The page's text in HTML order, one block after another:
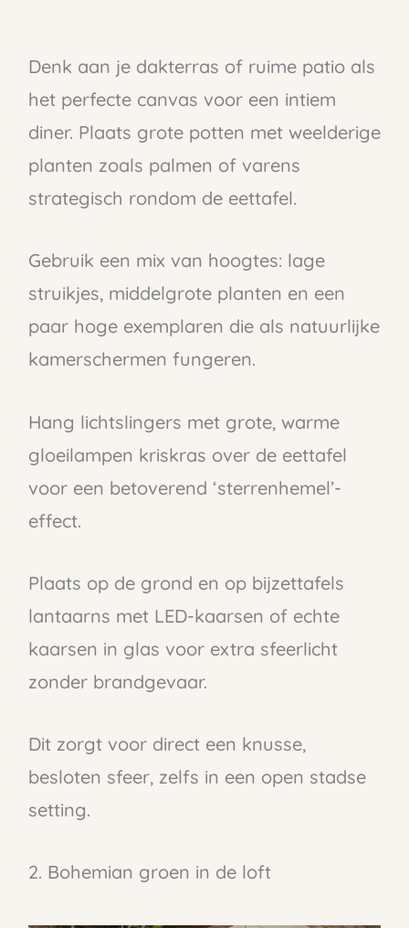
Denk aan je dakterras of ruime patio als
het perfecte canvas voor een intiem
diner. Plaats grote potten met weelderige
planten zoals palmen of varens
strategisch rondom de eettafel.
Gebruik een mix van hoogtes: lage
struikjes, middelgrote planten en een
paar hoge exemplaren die als natuurlijke
kamerschermen fungeren.
Hang lichtslingers met grote, warme
gloeilampen kriskras over de eettafel
voor een betoverend ‘sterrenhemel’-
effect.
Plaats op de grond en op bijzettafels
lantaarns met LED-kaarsen of echte
kaarsen in glas voor extra sfeerlicht
zonder brandgevaar.
Dit zorgt voor direct een knusse,
besloten sfeer, zelfs in een open stadse
setting.
2. Bohemian groen in de loft